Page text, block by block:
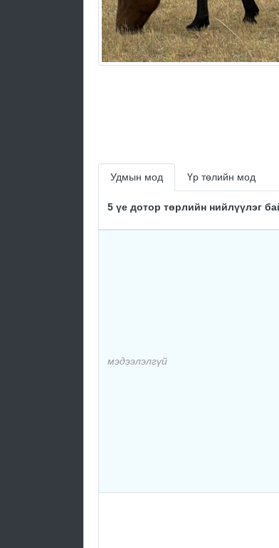
Удмын мод Үр төлийн мод
5 үе дотор төрлийн нийлүүлэг
мэдээлэлгүй